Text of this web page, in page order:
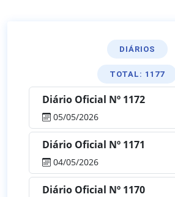
DIÁRIOS
TOTAL: 1177
Diário Oficial Nº 1172
05/05/2026
Diário Oficial Nº 1171
04/05/2026
Diário Oficial Nº 1170